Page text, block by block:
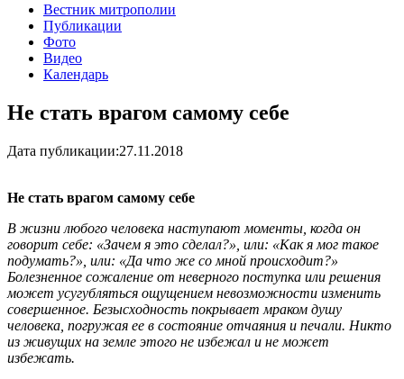
Вестник митрополии
Публикации
Фото
Видео
Календарь
Не стать врагом самому себе
Дата публикации:27.11.2018
Не стать врагом самому себе
В жизни любого человека наступают моменты, когда он
говорит себе: «Зачем я это сделал?», или: «Как я мог такое
подумать?», или: «Да что же со мной происходит?»
Болезненное сожаление от неверного поступка или решения
может усугубляться ощущением невозможности изменить
совершенное. Безысходность покрывает мраком душу
человека, погружая ее в состояние отчаяния и печали. Никто
из живущих на земле этого не избежал и не может
избежать.